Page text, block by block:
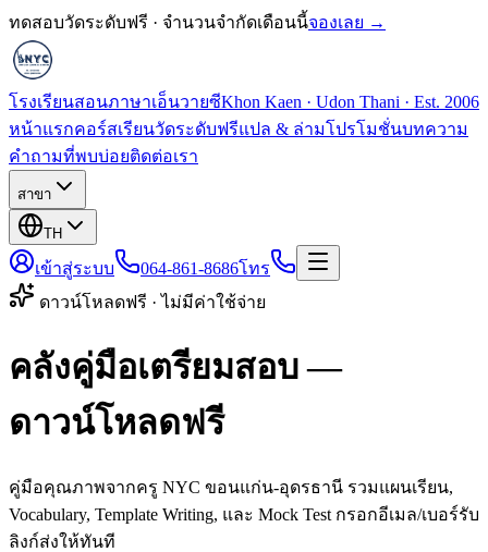
ทดสอบวัดระดับฟรี · จำนวนจำกัดเดือนนี้จองเลย →
โรงเรียนสอนภาษาเอ็นวายซีKhon Kaen · Udon Thani · Est. 2006
หน้าแรกคอร์สเรียนวัดระดับฟรีแปล & ล่ามโปรโมชั่นบทความ
คำถามที่พบบ่อยติดต่อเรา
สาขา
TH
เข้าสู่ระบบ 064-861-8686โทร
ดาวน์โหลดฟรี · ไม่มีค่าใช้จ่าย
คลังคู่มือเตรียมสอบ —
ดาวน์โหลดฟรี
คู่มือคุณภาพจากครู NYC ขอนแก่น-อุดรธานี รวมแผนเรียน,
Vocabulary, Template Writing, และ Mock Test กรอกอีเมล/เบอร์รับ
ลิงก์ส่งให้ทันที